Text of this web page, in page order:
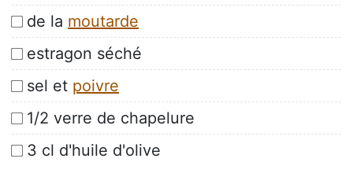
de la moutarde
estragon séché
sel et poivre
1/2 verre de chapelure
3 cl d'huile d'olive